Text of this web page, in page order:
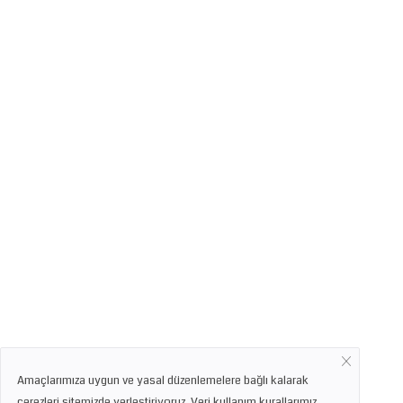
Amaçlarımıza uygun ve yasal düzenlemelere bağlı kalarak